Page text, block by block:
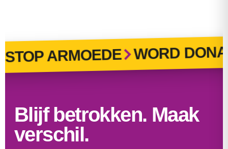
ARMOEDE WORD
Blijf betrokken. Maak
verschil.